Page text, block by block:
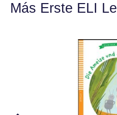
Más Erste ELI